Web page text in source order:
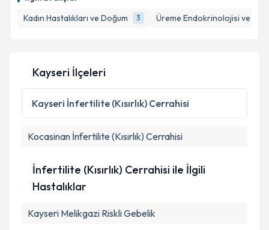
Kadın Hastalıkları ve Doğum
3 Üreme Endokrinolojisi ve
Kayseri İlçeleri
Kayseri İnfertilite (Kısırlık) Cerrahisi
Kocasinan İnfertilite (Kısırlık) Cerrahisi
İnfertilite (Kısırlık) Cerrahisi ile İlgili
Hastalıklar
Kayseri Melikgazi Riskli Gebelik